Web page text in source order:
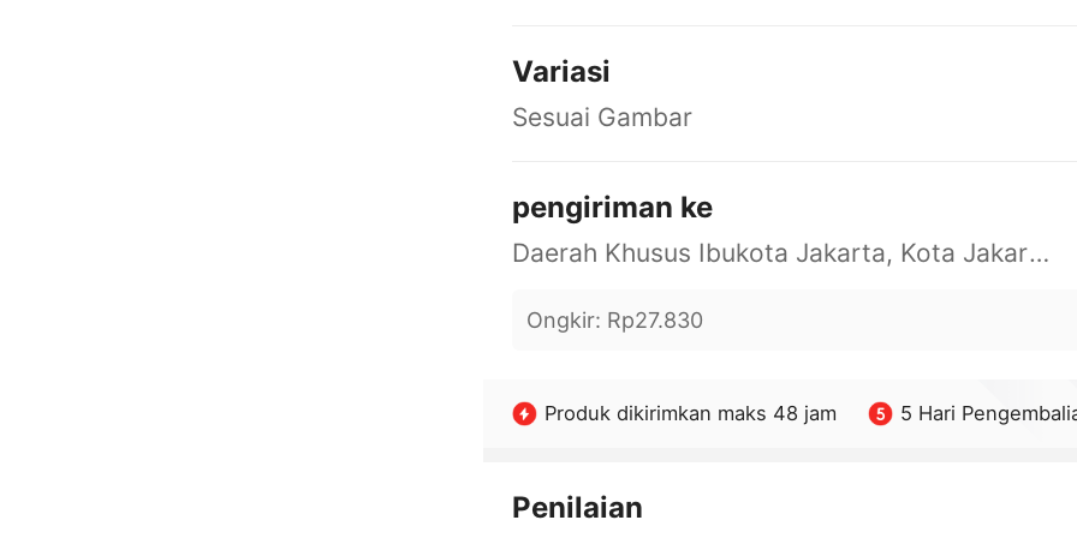
Variasi
Sesuai Gambar
pengiriman ke
Daerah Khusus Ibukota Jakarta, Kota Jakarta Barat, Cengkareng, yy
Ongkir: Rp27.830
Produk dikirimkan maks 48 jam 5 Hari
Penilaian